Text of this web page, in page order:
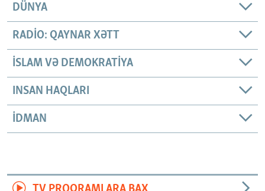
DÜNYA
RADIO: QAYNAR XƏTT
İSLAM VƏ DEMOKRATIYA
INSAN HAQLARI
İDMAN